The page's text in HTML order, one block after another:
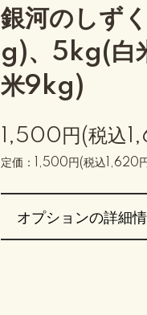
銀河のしず
g)、5kg(白
米9kg)
1,500円(税込
定価：1,500円(税込1,620
オプションの詳細